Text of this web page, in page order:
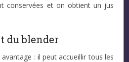
conservées et on obtient un jus
du blender
: il peut accueillir tous les